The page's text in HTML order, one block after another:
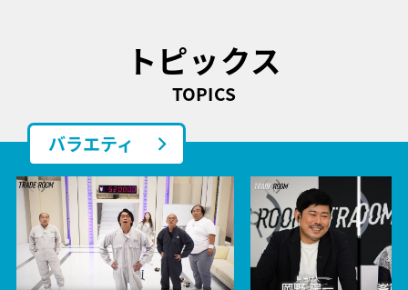
トピックス
TOPICS
バラエティ